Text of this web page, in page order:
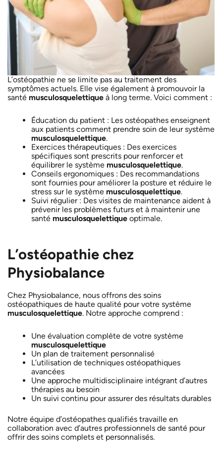
L’ostéopathie ne se limite pas au traitement des
symptômes actuels. Elle vise également à promouvoir la
santé musculosquelettiqueà long terme. Voici comment :
Éducation du patient : Les ostéopathes enseignent
aux patients comment prendre soin de leur système
musculosquelettique.
Exercices thérapeutiques : Des exercices
spécifiques sont prescrits pour renforcer et
équilibrer le système musculosquelettique.
Conseils ergonomiques : Des recommandations
sont fournies pour améliorer la posture et réduire le
stress sur le système musculosquelettique.
Suivi régulier : Des visites de maintenance aident à
prévenir les problèmes futurs et à maintenir une
santé musculosquelettiqueoptimale.
L’ostéopathie chez
Physiobalance
Chez Physiobalance, nous offrons des soins
ostéopathiques de haute qualité pour votre système
musculosquelettique. Notre approche comprend :
Une évaluation complète de votre système
musculosquelettique
Un plan de traitement personnalisé
L’utilisation de techniques ostéopathiques
avancées
Une approche multidisciplinaire intégrant d’autres
thérapies au besoin
Un suivi continu pour assurer des résultats durables
Notre équipe d’ostéopathes qualifiés travaille en
collaboration avec d’autres professionnels de santé pour
offrir des soins complets et personnalisés.